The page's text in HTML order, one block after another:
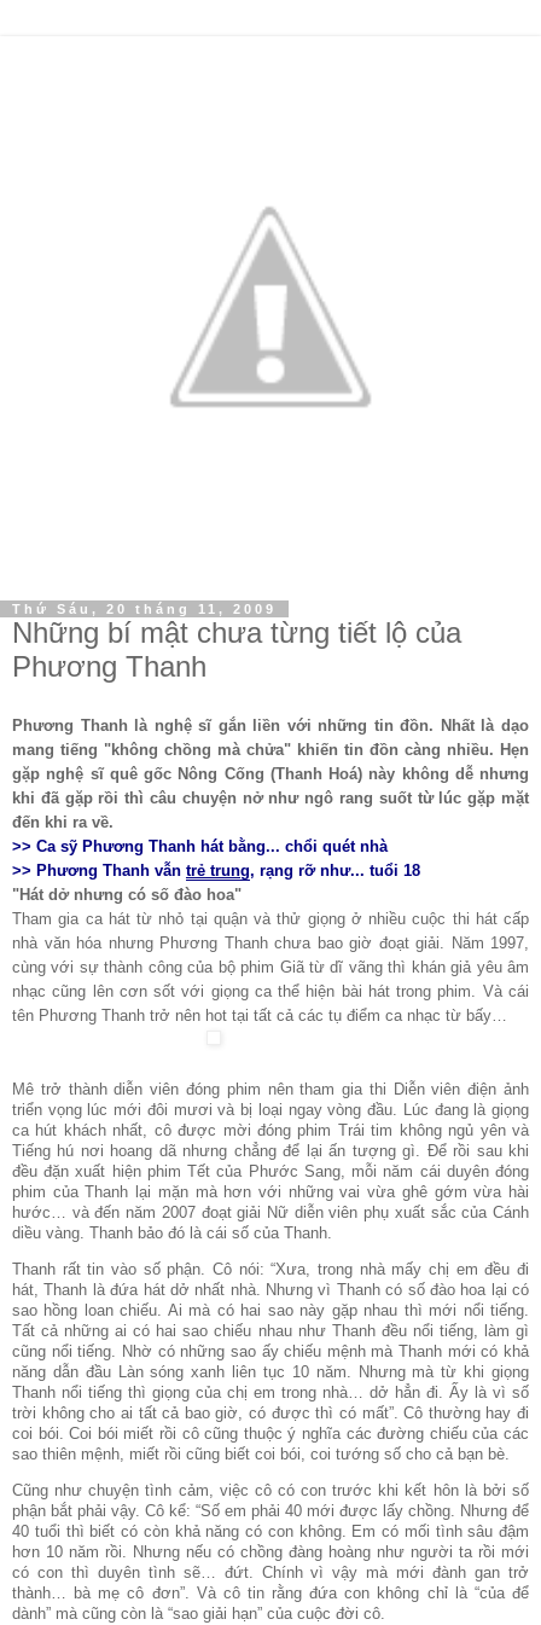
Thứ Sáu, 20 tháng 11, 2009
Những bí mật chưa từng tiết lộ của
Phương Thanh
Phương Thanh là nghệ sĩ gắn liền với những tin đồn. Nhất là dạo
mang tiếng "không chồng mà chửa" khiến tin đồn càng nhiều. Hẹn
gặp nghệ sĩ quê gốc Nông Cống (Thanh Hoá) này không dễ nhưng
khi đã gặp rồi thì câu chuyện nở như ngô rang suốt từ lúc gặp mặt
đến khi ra về.
>> Ca sỹ Phương Thanh hát bằng... chổi quét nhà
>> Phương Thanh vẫn trẻ trung, rạng rỡ như... tuổi 18
"Hát dở nhưng có số đào hoa"
Tham gia ca hát từ nhỏ tại quận và thử giọng ở nhiều cuộc thi hát cấp
nhà văn hóa nhưng Phương Thanh chưa bao giờ đoạt giải. Năm 1997,
cùng với sự thành công của bộ phim Giã từ dĩ vãng thì khán giả yêu âm
nhạc cũng lên cơn sốt với giọng ca thể hiện bài hát trong phim. Và cái
tên Phương Thanh trở nên hot tại tất cả các tụ điểm ca nhạc từ bấy…
Mê trở thành diễn viên đóng phim nên tham gia thi Diễn viên điện ảnh
triển vọng lúc mới đôi mươi và bị loại ngay vòng đầu. Lúc đang là giọng
ca hút khách nhất, cô được mời đóng phim Trái tim không ngủ yên và
Tiếng hú nơi hoang dã nhưng chẳng để lại ấn tượng gì. Để rồi sau khi
đều đặn xuất hiện phim Tết của Phước Sang, mỗi năm cái duyên đóng
phim của Thanh lại mặn mà hơn với những vai vừa ghê gớm vừa hài
hước… và đến năm 2007 đoạt giải Nữ diễn viên phụ xuất sắc của Cánh
diều vàng. Thanh bảo đó là cái số của Thanh.
Thanh rất tin vào số phận. Cô nói: “Xưa, trong nhà mấy chị em đều đi
hát, Thanh là đứa hát dở nhất nhà. Nhưng vì Thanh có số đào hoa lại có
sao hồng loan chiếu. Ai mà có hai sao này gặp nhau thì mới nổi tiếng.
Tất cả những ai có hai sao chiếu nhau như Thanh đều nổi tiếng, làm gì
cũng nổi tiếng. Nhờ có những sao ấy chiếu mệnh mà Thanh mới có khả
năng dẫn đầu Làn sóng xanh liên tục 10 năm. Nhưng mà từ khi giọng
Thanh nổi tiếng thì giọng của chị em trong nhà… dở hẳn đi. Ấy là vì số
trời không cho ai tất cả bao giờ, có được thì có mất”. Cô thường hay đi
coi bói. Coi bói miết rồi cô cũng thuộc ý nghĩa các đường chiếu của các
sao thiên mệnh, miết rồi cũng biết coi bói, coi tướng số cho cả bạn bè.
Cũng như chuyện tình cảm, việc cô có con trước khi kết hôn là bởi số
phận bắt phải vậy. Cô kể: “Số em phải 40 mới được lấy chồng. Nhưng để
40 tuổi thì biết có còn khả năng có con không. Em có mối tình sâu đậm
hơn 10 năm rồi. Nhưng nếu có chồng đàng hoàng như người ta rồi mới
có con thì duyên tình sẽ… đứt. Chính vì vậy mà mới đành gan trở
thành… bà mẹ cô đơn”. Và cô tin rằng đứa con không chỉ là “của để
dành” mà cũng còn là “sao giải hạn” của cuộc đời cô.